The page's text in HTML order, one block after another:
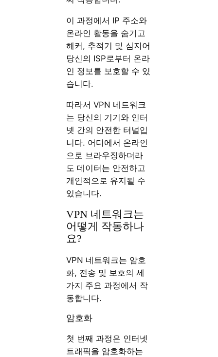
이 과정에서 IP 주소와
온라인 활동을 숨기고
해커, 추적기 및 심지어
당신의 ISP로부터 온라
인 정보를 보호할 수 있
습니다.
따라서 VPN 네트워크
는 당신의 기기와 인터
넷 간의 안전한 터널입
니다. 어디에서 온라인
으로 브라우징하더라
도 데이터는 안전하고
개인적으로 유지될 수
있습니다.
VPN 네트워크는
어떻게 작동하나
요?
VPN 네트워크는 암호
화, 전송 및 보호의 세
가지 주요 과정에서 작
동합니다.
암호화
첫 번째 과정은 인터넷
트래픽을 암호화하는